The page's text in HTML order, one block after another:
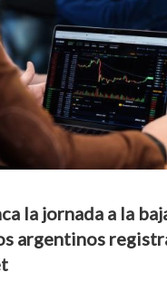
la jornada a la
argentinos